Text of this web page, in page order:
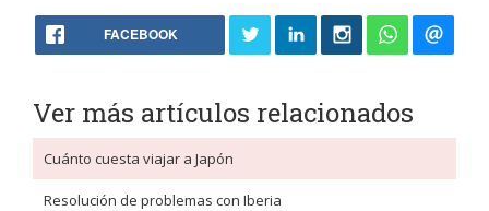
FACEBOOK
Ver más artículos relacionados
Cuánto cuesta viajar a Japón
Resolución de problemas con Iberia